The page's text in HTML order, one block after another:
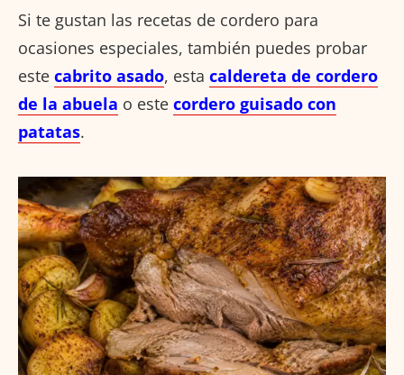
Si te gustan las recetas de cordero para
ocasiones especiales, también puedes probar
este cabrito asado, esta caldereta de cordero
de la abuela o este cordero guisado con
patatas.